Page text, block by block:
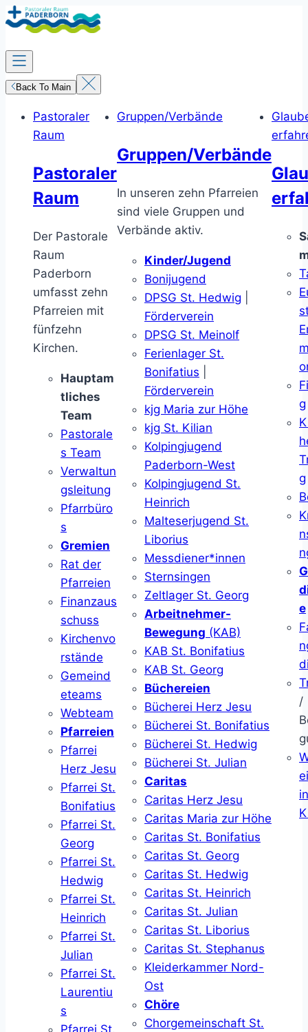
Zum
Inhalt
springen
Back To Main
Pastoraler
Raum
Pastoraler
Raum
Der Pastorale
Raum
Paderborn
umfasst zehn
Pfarreien mit
fünfzehn
Kirchen.
Hauptam
tliches
Team
Pastorale
s Team
Verwaltun
gsleitung
Pfarrbüro
s
Gremien
Rat der
Pfarreien
Finanzaus
schuss
Kirchenvo
rstände
Gemeind
eteams
Webteam
Pfarreien
Pfarrei
Herz Jesu
Pfarrei St.
Bonifatius
Pfarrei St.
Georg
Pfarrei St.
Hedwig
Pfarrei St.
Heinrich
Pfarrei St.
Julian
Pfarrei St.
Laurentiu
s
Pfarrei St.
Gruppen/Verbände
Gruppen/Verbände
In unseren zehn Pfarreien
sind viele Gruppen und
Verbände aktiv.
Kinder/Jugend
Bonijugend
DPSG St. Hedwig
Förderverein
DPSG St. Meinolf
Ferienlager St.
Bonifatius
Förderverein
kjg Maria zur Höhe
kjg St. Kilian
Kolpingjugend
Paderborn-West
Kolpingjugend St.
Heinrich
Malteserjugend St.
Liborius
Messdiener*innen
Sternsingen
Zeltlager St. Georg
Arbeitnehmer-
Bewegung (KAB)
KAB St. Bonifatius
KAB St. Georg
Büchereien
Bücherei Herz Jesu
Bücherei St. Bonifatius
Bücherei St. Hedwig
Bücherei St. Julian
Caritas
Caritas Herz Jesu
Caritas Maria zur Höhe
Caritas St. Bonifatius
Caritas St. Georg
Caritas St. Hedwig
Caritas St. Heinrich
Caritas St. Julian
Caritas St. Liborius
Caritas St. Stephanus
Kleiderkammer Nord-
Ost
Chöre
Chorgemeinschaft St.
g
g
e
/